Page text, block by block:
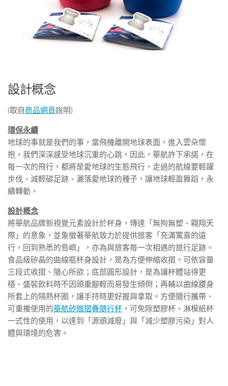
設計概念
(取自 商品網頁說明)
環保永續
地球的事就是我們的事，當飛機離開地球表面，進入雲朵懷
抱，我們深深感受地球沉重的心跳，因此，華航許下承諾，在
每一次的飛行，都將是愛地球的生態飛行，走過的航線要輕躍
步伐、減輕碳足跡、灑落愛地球的種子，讓地球輕盈舞蹈，永
續轉動。
設計概念
將華航品牌新視覺元素設計於杯身，傳達「無拘無塑、翱翔天
際」的意象，並象徵著華航致力於提供旅客「充滿驚喜的遠
行，回到熟悉的島嶼」，亦為與旅客每一次相遇的旅行足跡。
食品級矽晶的曲線瓶杯身設計，是為方便伸縮收摺。可依容量
三段式收摺、隨心所欲；底部圓形設計，是為讓杯體站得更
穩、盛裝飲料時不因頭重腳輕而易發生傾倒；再輔以曲線腰身
所套上的隔熱杯圈，讓手持時更好握與拿取。方便隨行攜帶、
可重複使用的華航矽緻摺疊隨行杯 ，可免除塑膠杯、淋模紙杯
一式性的使用，以達到「源頭減廢」與「減少塑膠污染」對人
體與環境的危害。